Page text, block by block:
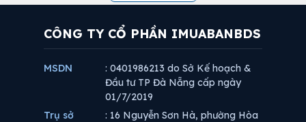
CÔNG TY CỔ PHẦN IMUABANBDS
MSDN
: 0401986213 do Sở Kế hoạch &
Đầu tư TP Đà Nẵng cấp ngày
01/7/2019
Trụ sở
: 16 Nguyễn Sơn Hà, phường Hòa